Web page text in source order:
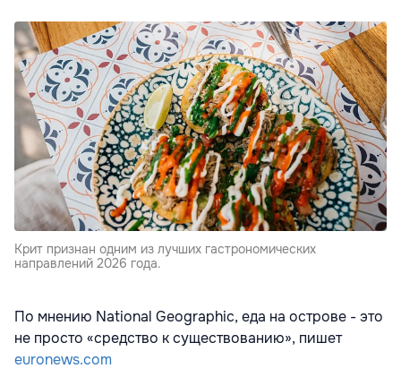
Крит признан одним из лучших гастрономических
направлений 2026 года.
По мнению National Geographic, еда на острове - это
не просто «средство к существованию», пишет
euronews.com